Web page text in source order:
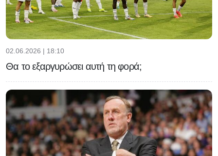
02.06.2026 | 18:10
Θα το εξαργυρώσει αυτή τη φορά;